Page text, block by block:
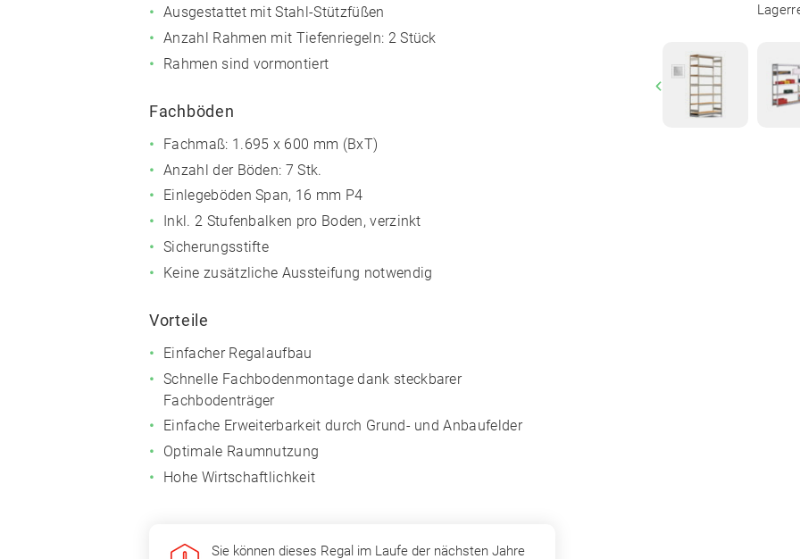
Ausgestattet mit Stahl-Stützfüßen
Anzahl Rahmen mit Tiefenriegeln: 2 Stück
Rahmen sind vormontiert
Fachböden
Fachmaß: 1.695 x 600 mm (BxT)
Anzahl der Böden: 7 Stk.
Einlegeböden Span, 16 mm P4
Inkl. 2 Stufenbalken pro Boden, verzinkt
Sicherungsstifte
Keine zusätzliche Aussteifung notwendig
Vorteile
Einfacher Regalaufbau
Schnelle Fachbodenmontage dank steckbarer
Fachbodenträger
Einfache Erweiterbarkeit durch Grund- und Anbaufelder
Optimale Raumnutzung
Hohe Wirtschaftlichkeit
Sie können dieses Regal im Laufe der nächsten Jahre
Previous